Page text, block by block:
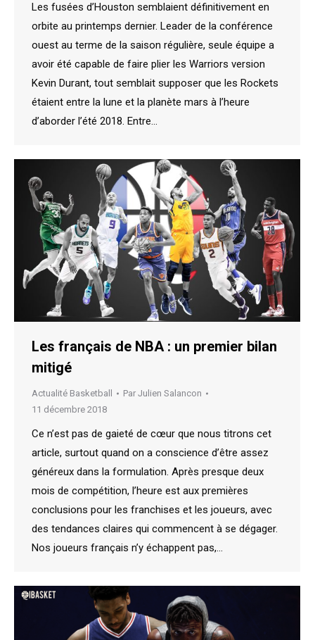
Les fusées d’Houston semblaient définitivement en
orbite au printemps dernier. Leader de la conférence
ouest au terme de la saison régulière, seule équipe a
avoir été capable de faire plier les Warriors version
Kevin Durant, tout semblait supposer que les Rockets
étaient entre la lune et la planète mars à l’heure
d’aborder l’été 2018. Entre…
Les français de NBA : un premier bilan
mitigé
Actualité Basketball Par Julien Salancon
11 décembre 2018
Ce n’est pas de gaieté de cœur que nous titrons cet
article, surtout quand on a conscience d’être assez
généreux dans la formulation. Après presque deux
mois de compétition, l’heure est aux premières
conclusions pour les franchises et les joueurs, avec
des tendances claires qui commencent à se dégager.
Nos joueurs français n’y échappent pas,…